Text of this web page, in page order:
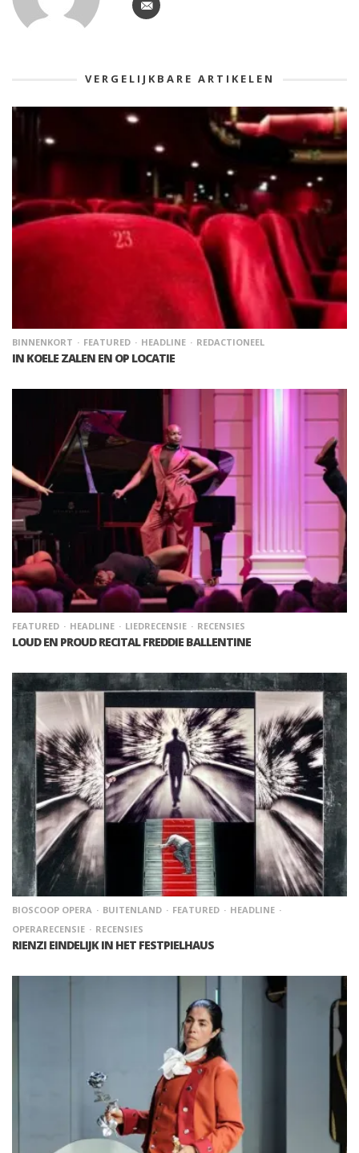
VERGELIJKBARE ARTIKELEN
BINNENKORT FEATURED HEADLINE REDACTIONEEL
IN KOELE ZALEN EN OP LOCATIE
FEATURED HEADLINE LIEDRECENSIE RECENSIES
LOUD EN PROUD RECITAL FREDDIE BALLENTINE
BIOSCOOP OPERA BUITENLAND FEATURED
HEADLINE
OPERARECENSIE
RECENSIES
RIENZI EINDELIJK IN HET FESTPIELHAUS